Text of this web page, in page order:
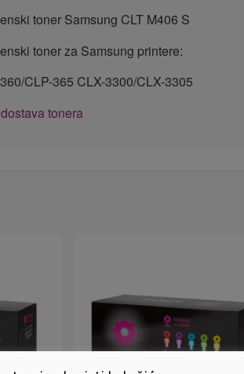
toner Samsung CLT M406 S
toner za Samsung printere:
CLP-365 CLX-3300/CLX-3305
tonera